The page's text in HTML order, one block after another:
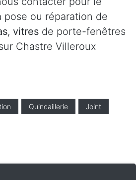
pose ou réparation de
, vitres de porte-fenêtres
Chastre Villeroux
Quincaillerie Joint